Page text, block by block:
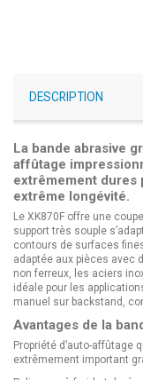
DESCRIPTION
La bande abrasive
affûtage
extrêmement dures
extrême longévité.
Le XK870F offre une
support très souple
contours de surfaces
adaptée aux pièces avec
non ferreux, les aciers
idéale pour les
manuel sur backstand,
Avantages de la
Propriété d’auto-affûtage
extrêmement important